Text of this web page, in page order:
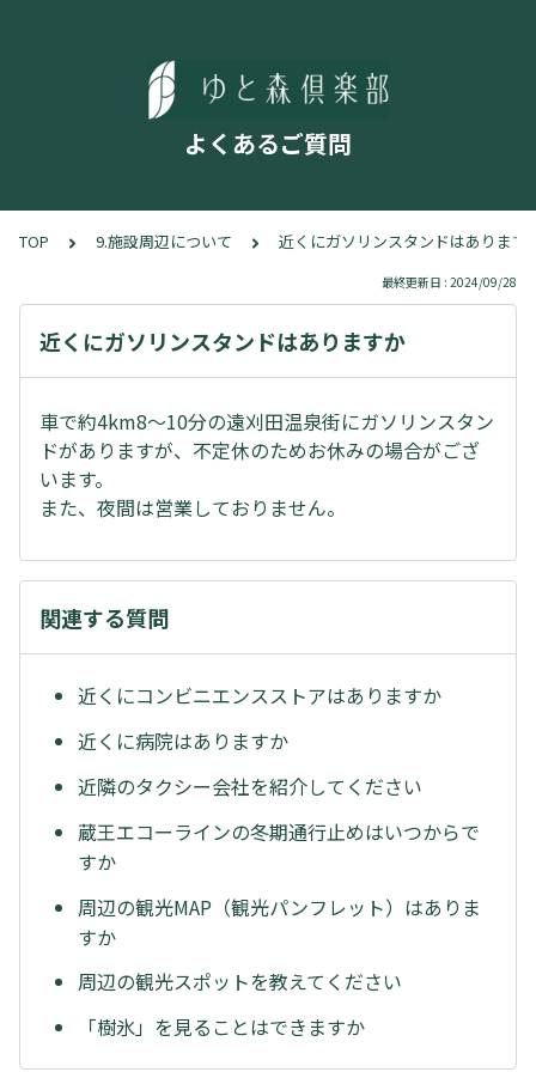
よくあるご質問
TOP 9.施設周辺について 近くにガソリンスタンドはあります
最終更新日 : 2024/09/28
近くにガソリンスタンドはありますか
車で約4km8～10分の遠刈田温泉街にガソリンスタン
ドがありますが、不定休のためお休みの場合がござ
います。
また、夜間は営業しておりません。
関連する質問
近くにコンビニエンスストアはありますか
近くに病院はありますか
近隣のタクシー会社を紹介してください
蔵王エコーラインの冬期通行止めはいつからで
すか
周辺の観光MAP（観光パンフレット）はありま
すか
周辺の観光スポットを教えてください
「樹氷」を見ることはできますか